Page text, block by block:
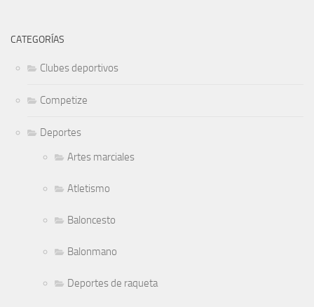
CATEGORÍAS
Clubes deportivos
Competize
Deportes
Artes marciales
Atletismo
Baloncesto
Balonmano
Deportes de raqueta